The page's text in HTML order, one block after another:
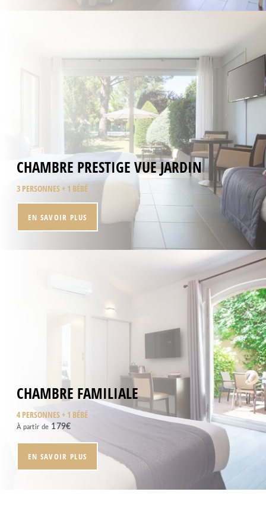
CHAMBRE PRESTIGE VUE JARDIN
3 PERSONNES + 1 BÉBÉ
EN SAVOIR PLUS
CHAMBRE FAMILIALE
4 PERSONNES + 1 BÉBÉ
À partir de 179€
EN SAVOIR PLUS
Tel. :+33 4 13 91 00 50